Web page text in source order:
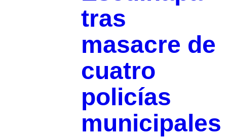
tras
masacre de
cuatro
policías
municipales